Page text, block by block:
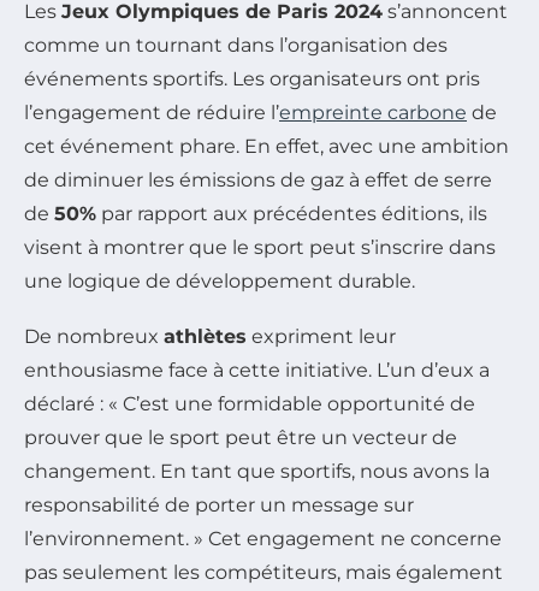
Les Jeux Olympiques de Paris 2024 s’annoncent
comme un tournant dans l’organisation des
événements sportifs. Les organisateurs ont pris
l’engagement de réduire l’empreinte carbone de
cet événement phare. En effet, avec une ambition
de diminuer les émissions de gaz à effet de serre
de 50% par rapport aux précédentes éditions, ils
visent à montrer que le sport peut s’inscrire dans
une logique de développement durable.
De nombreux athlètes expriment leur
enthousiasme face à cette initiative. L’un d’eux a
déclaré : « C’est une formidable opportunité de
prouver que le sport peut être un vecteur de
changement. En tant que sportifs, nous avons la
responsabilité de porter un message sur
l’environnement. » Cet engagement ne concerne
pas seulement les compétiteurs, mais également